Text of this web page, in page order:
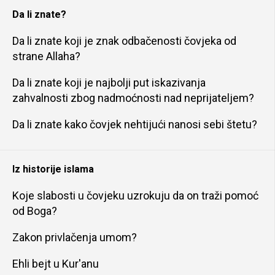
Da li znate?
Da li znate koji je znak odbačenosti čovjeka od
strane Allaha?
Da li znate koji je najbolji put iskazivanja
zahvalnosti zbog nadmoćnosti nad neprijateljem?
Da li znate kako čovjek nehtijući nanosi sebi štetu?
Iz historije islama
Koje slabosti u čovjeku uzrokuju da on traži pomoć
od Boga?
Zakon privlačenja umom?
Ehli bejt u Kur'anu